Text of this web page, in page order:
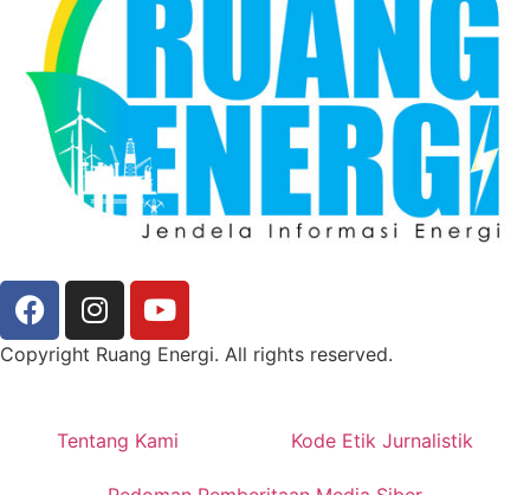
Copyright Ruang Energi. All rights reserved.
Tentang Kami Kode Etik Jurnalistik